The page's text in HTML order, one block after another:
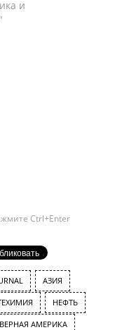
и
Ctrl+Enter
АЗИЯ
НЕФТЬ
АМЕРИКА